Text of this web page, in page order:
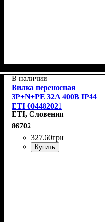
В наличии
Вилка переносная
3P+N+PE 32А 400В IP44
ETI 004482021
ETI, Словения
86702
327.60грн
Купить